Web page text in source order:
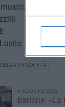
TERZA ETÀ
5 AGOSTO 2026
Barione: «La